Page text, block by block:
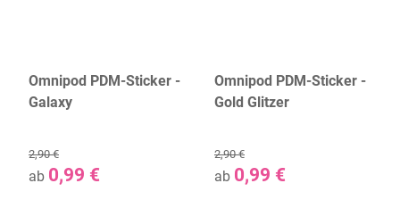
Omnipod PDM-Sticker -
Galaxy
ab 0,99 €
2,90 €
Omnipod PDM-Sticker -
Gold Glitzer
ab 0,99 €
2,90 €